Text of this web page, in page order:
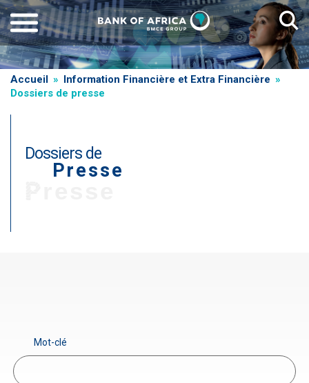
Aller
au
contenu
principal
Fil
d'Ariane
Accueil
Information Financière et Extra Financière
Dossiers de presse
Dossiers de
Presse
Mot-clé